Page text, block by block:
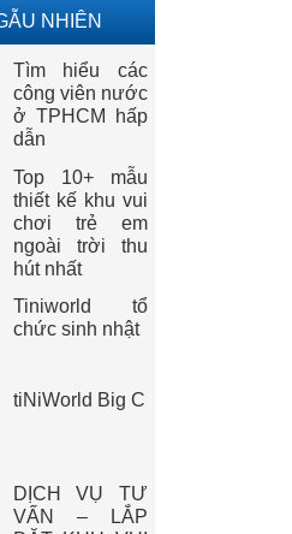
NHIÊN
Tìm hiểu các
công viên nước
ở TPHCM hấp
dẫn
Top 10+ mẫu
thiết kế khu vui
chơi trẻ em
ngoài trời thu
hút nhất
Tiniworld tổ
chức sinh nhật
tiNiWorld Big C
DỊCH VỤ TƯ
VẤN – LẮP